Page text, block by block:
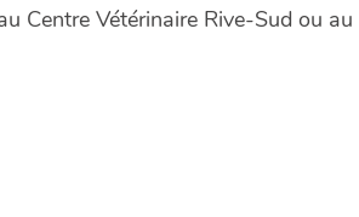
Centre Vétérinaire Rive-Sud ou au